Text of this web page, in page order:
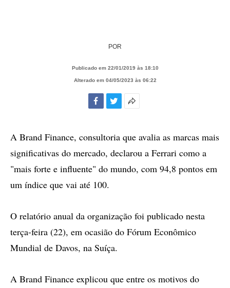
POR
Publicado em 22/01/2019 às 18:10
Alterado em 04/05/2023 às 06:22
compartilhamento
A Brand Finance, consultoria que avalia as marcas mais
significativas do mercado, declarou a Ferrari como a
"mais forte e influente" do mundo, com 94,8 pontos em
um índice que vai até 100.
O relatório anual da organização foi publicado nesta
terça-feira (22), em ocasião do Fórum Econômico
Mundial de Davos, na Suíça.
A Brand Finance explicou que entre os motivos do